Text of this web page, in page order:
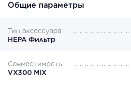
Общие параметры
Тип аксессуара
HEPA Фильтр
Совместимость
VX300 MIX